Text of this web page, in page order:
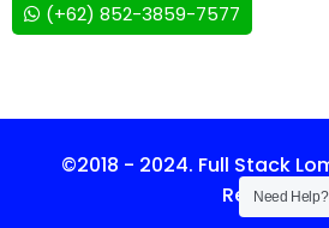
(+62) 852-3859-7577
©2018 - 2024. Full Stack
Reserved.
Need